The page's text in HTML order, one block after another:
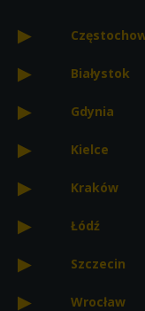
Białystok
Gdynia
Kielce
Kraków
Łódź
Szczecin
Wrocław